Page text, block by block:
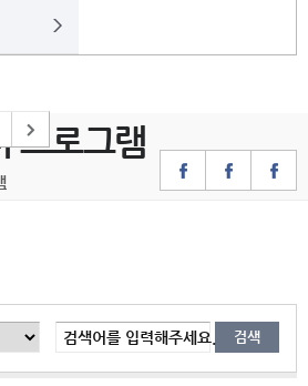
프로그램
검색어를 입력해주세요.